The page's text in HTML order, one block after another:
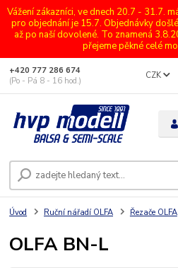
Vážení zákazníci, ve dnech 20.7 - 31.7.
pro objednání je 15.7. Objednávky
až po naší dovolené. To znamená
přejeme pěkné celé
CZK
+420 777 286 674
(Po - Pá 8 - 16 hod.)
Úvod Ruční nářadí OLFA Řezače OLFA
OLFA BN-L